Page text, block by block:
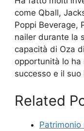
come Qball,
Poppi Beverage,
nailer durante la
capacità di Oza
opportunità lo
successo e il
Related
Patrimonio